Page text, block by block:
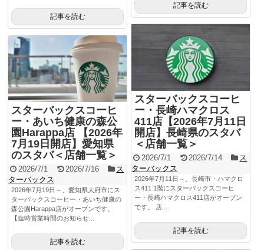
記事を読む
記事を読む
スターバックスコーヒ
ー・長崎ハマクロス
411店【2026年7月11日
開店】長崎県のスタバ
＜店舗一覧＞
2026/7/1 2026/7/14
ス
ターバックス
2026年7月11日～、長崎市・ハマクロ
ス411 1階にスターバックスコーヒ
ー・長崎ハマクロス411店がオープン
です。 店...
記事を読む
スターバックスコーヒ
ー・あいち健康の森公
園Harappa店 【2026年
7月19日開店】愛知県
のスタバ＜店舗一覧＞
2026/7/1 2026/7/16
ス
ターバックス
2026年7月19日～、愛知県大府市にス
ターバックスコーヒー・あいち健康の
森公園Harappa店がオープンです。
【臨時営業時間のお知らせ...
記事を読む